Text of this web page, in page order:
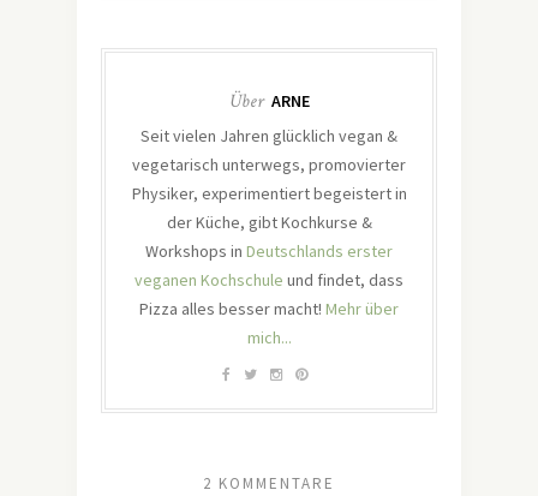
Über ARNE
Seit vielen Jahren glücklich vegan &
vegetarisch unterwegs, promovierter
Physiker, experimentiert begeistert in
der Küche, gibt Kochkurse &
Workshops in Deutschlands erster
veganen Kochschule und findet, dass
Pizza alles besser macht! Mehr über
mich...
2 KOMMENTARE